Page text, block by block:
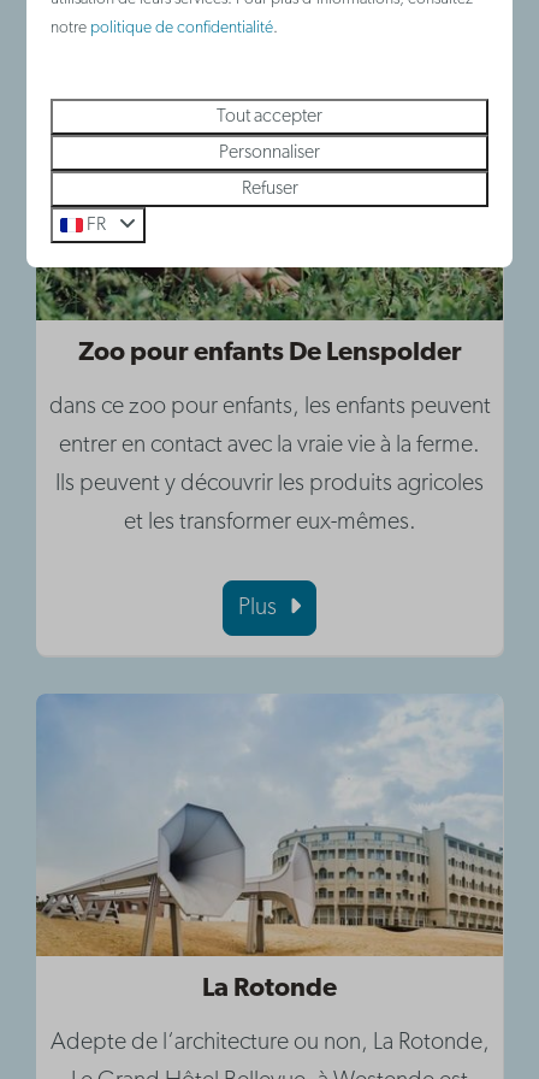
Zoo pour enfants De Lenspolder
dans ce zoo pour enfants, les enfants peuvent
entrer en contact avec la vraie vie à la ferme.
Ils peuvent y découvrir les produits agricoles
et les transformer eux-mêmes.
Plus
La Rotonde
Adepte de l‘architecture ou non, La Rotonde,
notre politique de confidentialité.
Tout accepter
Personnaliser
Refuser
FR